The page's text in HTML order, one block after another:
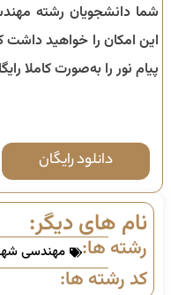
شما دانشجویان رشته
این امکان را خواهید داشت
پیام نور را به‌صورت کاملا
دانلود رایگان
نام های دیگر:
رشته ها: مهندسی
کد رشته ها: